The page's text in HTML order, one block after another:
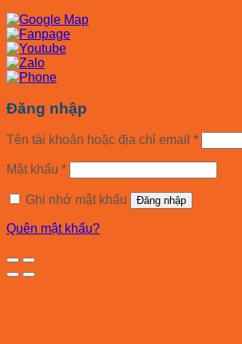
Đăng nhập
Tên tài khoản hoặc địa chỉ email *
Mật khẩu *
Ghi nhớ mật khẩu Đăng nhập
Quên mật khẩu?